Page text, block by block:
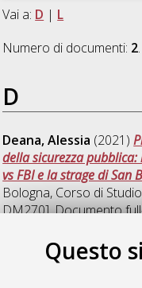
Questo
Vai a: D | L
Numero di documenti: 2.
D
Deana, Alessia (2021)
della sicurezza
vs FBI e la strage di San
Bologna, Corso di
DM270], Documento